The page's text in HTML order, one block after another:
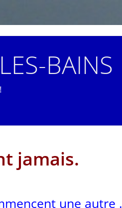
BAINS
jamais.
une autre .